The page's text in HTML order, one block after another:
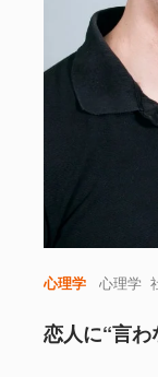
心理学 心理学
恋人に“言わ